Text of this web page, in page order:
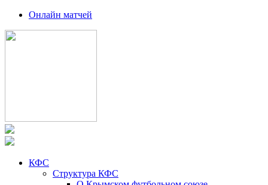
Онлайн матчей
КФС
Структура КФС